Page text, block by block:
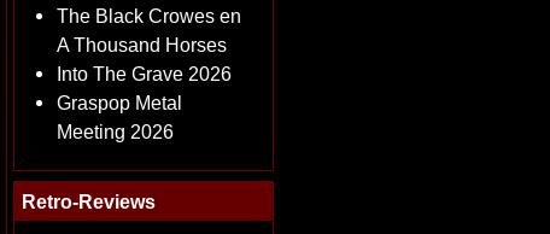
The Black Crowes en
A Thousand Horses
Into The Grave 2026
Graspop Metal
Meeting 2026
Retro-Reviews